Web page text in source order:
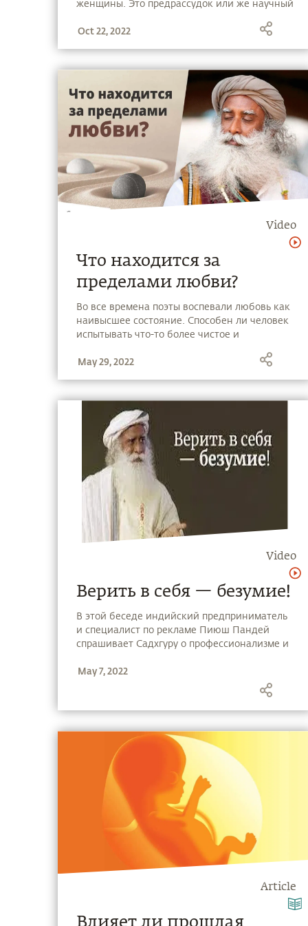
женщины. Это предрассудок или же научный
Oct 22, 2022
Video
Что находится за
пределами любви?
Во все времена поэты воспевали любовь как
наивысшее состояние. Способен ли человек
испытывать что-то более чистое и
дверь в совершенно иное измерение - к
May 29, 2022
Video
Верить в себя — безумие!
В этой беседе индийский предприниматель
и специалист по рекламе Пиюш Пандей
спрашивает Садхгуру о профессионализме и
уважения, любви, веры нужны двое. Если в
вашей голове вас стало двое, значит вы на
May 7, 2022
Article